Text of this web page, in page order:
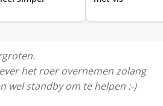
het roer overnemen zolang
wel standby om te helpen :-)